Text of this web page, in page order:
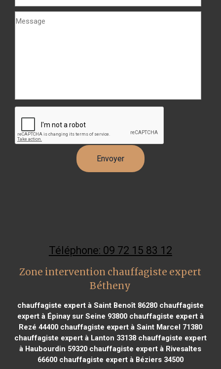
Téléphone: 09 72 15 83 12
Zone intervention chauffagiste expert
Bétheny
chauffagiste expert à Saint Benoît 86280chauffagiste
expert à Épinay sur Seine 93800chauffagiste expert à
Rezé 44400chauffagiste expert à Saint Marcel 71380
chauffagiste expert à Lanton 33138chauffagiste expert
à Haubourdin 59320 chauffagiste expert à Rivesaltes
66600chauffagiste expert à Béziers 34500